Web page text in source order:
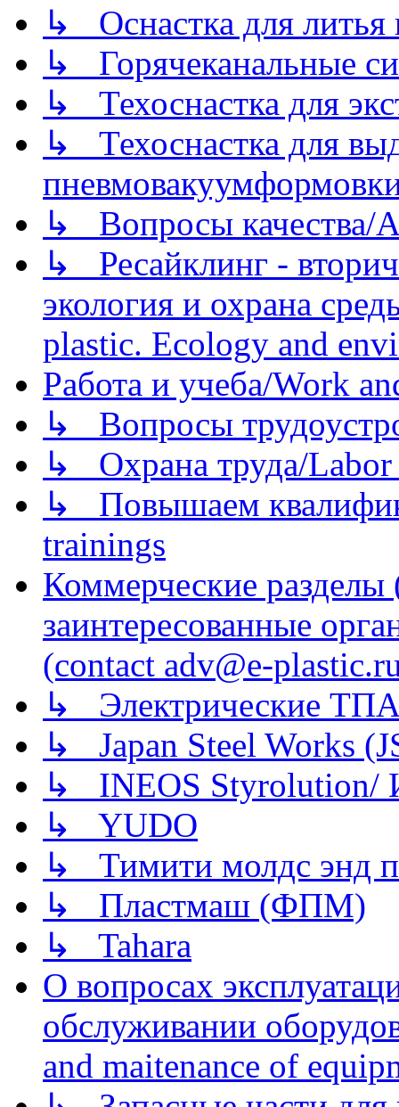
↳ Оснастка для литья
↳ Горячеканальные
↳ Техоснастка для
↳ Техоснастка для
↳ Вопросы качества/
↳ Ресайклинг -
экология и охрана
plastic. Ecology and
Работа и учеба/Work
↳ Вопросы
↳ Охрана труда/Labor
↳ Повышаем
trainings
Коммерческие
заинтересованные
(contact adv@e-
↳ Электрические
↳ Japan Steel Works
↳ INEOS
↳ YUDO
↳ Тимити молдс энд
↳ Пластмаш (ФПМ)
↳ Tahara
О вопросах
обслуживании
and maitenance of